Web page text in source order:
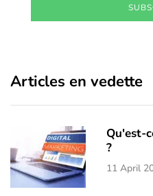
Articles en vedette
Qu'est-
?
11 April